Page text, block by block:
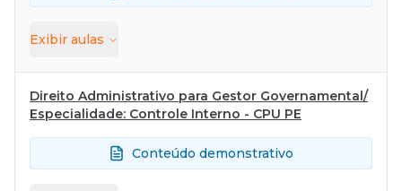
Exibir aulas
Direito Administrativo para Gestor Governamental/
Especialidade: Controle Interno - CPU PE
Conteúdo demonstrativo